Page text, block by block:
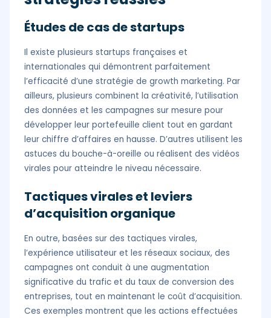
Études de cas de startups
Il existe plusieurs startups françaises et
internationales qui démontrent parfaitement
l’efficacité d’une stratégie de growth marketing. Par
ailleurs, plusieurs combinent la créativité, l’utilisation
des données et les campagnes sur mesure pour
développer leur portefeuille client tout en gardant
leur chiffre d’affaires en hausse. D’autres utilisent les
astuces du bouche-à-oreille ou réalisent des vidéos
virales pour atteindre le niveau nécessaire.
Tactiques virales et leviers
d’acquisition organique
En outre, basées sur des tactiques virales,
l’expérience utilisateur et les réseaux sociaux, des
campagnes ont conduit à une augmentation
significative du trafic et du taux de conversion des
entreprises, tout en maintenant le coût d’acquisition.
Ces exemples montrent que les actions effectuées